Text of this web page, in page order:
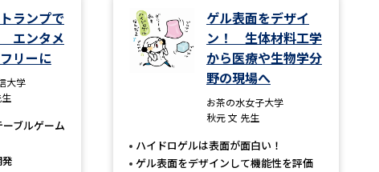
べる
グローバルに強い大学特集
制度特集
ージ（高3生用）
）
ランプで
エンタメ
リーに
大学
ブルゲーム
ゲル表面をデザイ
ン！ 生体材料工学
から医療や生物学分
野の現場へ
お茶の水女子大学
秋元 文 先生
ハイドロゲルは表面が面白い！
ゲル表面をデザインして機能性を評価